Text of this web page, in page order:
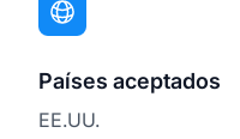
Países aceptados
EE.UU.